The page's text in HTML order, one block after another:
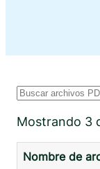
Mostrando 3
Nombre de